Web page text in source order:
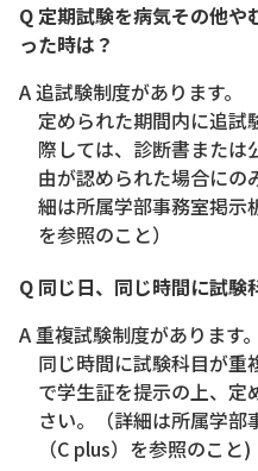
Q 定期試験を病気その他
った時は？
A 追試験制度があります。
定められた期間内に追試
際しては、診断書または
由が認められた場合にの
細は所属学部事務室掲示
を参照のこと）
Q 同じ日、同じ時間に試験
A 重複試験制度があります。
同じ時間に試験科目が重
で学生証を提示の上、定
さい。（詳細は所属学部
（C plus）を参照のこと)